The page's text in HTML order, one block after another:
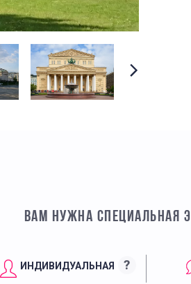
ВАМ НУЖНА СПЕЦИАЛЬНАЯ
ИНДИВИДУАЛЬНАЯ ?